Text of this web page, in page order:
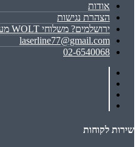
אודות
הצהרת נגישות
ירושלמים? משלוחי WOLT מעכשיו לעכשיו!
laserline77@gmail.com
02-6540068
שירות לקוחות